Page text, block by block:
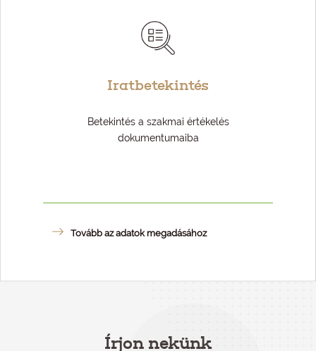
Iratbetekintés
Betekintés a szakmai értékelés
dokumentumaiba
Tovább az adatok megadásához
Írjon nekünk